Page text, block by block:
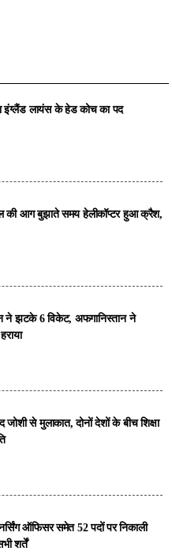
इंग्लैंड लायंस के हेड कोच का पद
की आग बुझाते समय हेलीकॉप्टर हुआ क्रैश,
ने झटके 6 विकेट, अफगानिस्तान ने
जोशी से मुलाकात, दोनों देशों के बीच शिक्षा
ऑफिसर समेत 52 पदों पर निकाली
शर्तें